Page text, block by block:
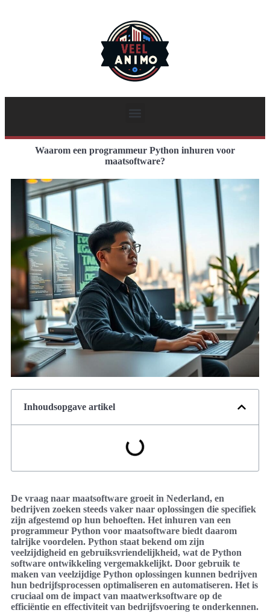
Waarom een programmeur Python inhuren voor
maatsoftware?
Inhoudsopgave artikel
De vraag naar maatsoftware groeit in Nederland, en
bedrijven zoeken steeds vaker naar oplossingen die specifiek
zijn afgestemd op hun behoeften. Het inhuren van een
programmeur Python voor maatsoftware biedt daarom
talrijke voordelen. Python staat bekend om zijn
veelzijdigheid en gebruiksvriendelijkheid, wat de Python
software ontwikkeling vergemakkelijkt. Door gebruik te
maken van veelzijdige Python oplossingen kunnen bedrijven
hun bedrijfsprocessen optimaliseren en automatiseren. Het is
cruciaal om de impact van maatwerksoftware op de
efficiëntie en effectiviteit van bedrijfsvoering te onderkennen.